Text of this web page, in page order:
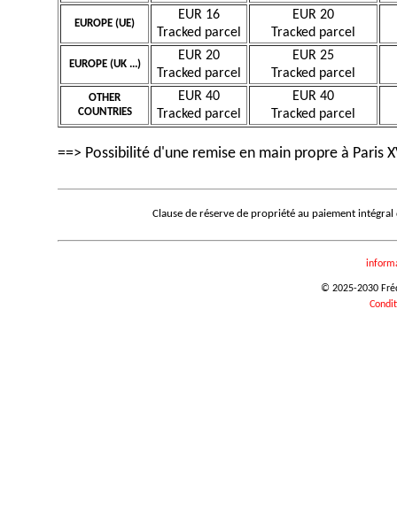
EUROPE (UE)
EUR 16
Tracked parcel
EUR 20
Tracked parcel
EUROPE (UK ...)
EUR 20
Tracked parcel
EUR 25
Tracked parcel
OTHER
COUNTRIES
EUR 40
Tracked parcel
EUR 40
Tracked parcel
==> Possibilité d'une remise en main propre à Paris
Clause de réserve de propriété au paiement
© 2025-2030